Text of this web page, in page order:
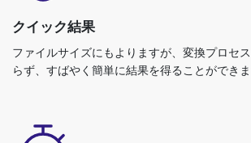
クイック結果
ファイルサイズにもよりますが、変換プロセ
らず、すばやく簡単に結果を得ることができま